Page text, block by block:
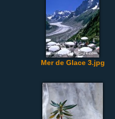
Mer de Glace 3.jpg